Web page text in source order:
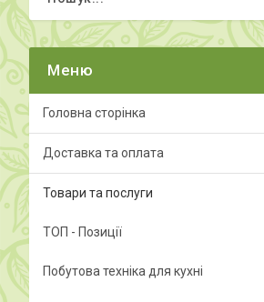
Головна сторінка
Доставка та оплата
Товари та послуги
ТОП - Позиції
Побутова техніка для кухні